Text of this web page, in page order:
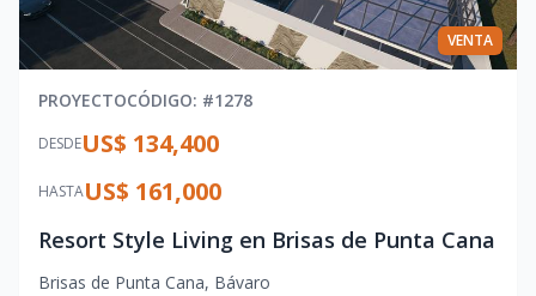
VENTA
PROYECTOCÓDIGO: #1278
DESDEUS$ 134,400
HASTAUS$ 161,000
Resort Style Living en Brisas de Punta Cana
Brisas de Punta Cana, Bávaro